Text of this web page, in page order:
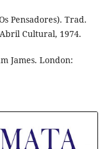
Pensadores). Trad.
Cultural, 1974.
James. London: